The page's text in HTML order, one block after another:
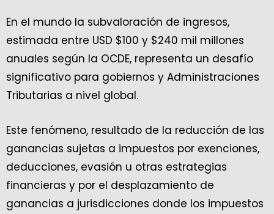
En el mundo la subvaloración de ingresos,
estimada entre USD $100 y $240 mil millones
anuales según la OCDE, representa un desafío
significativo para gobiernos y Administraciones
Tributarias a nivel global.
Este fenómeno, resultado de la reducción de las
ganancias sujetas a impuestos por exenciones,
deducciones, evasión u otras estrategias
financieras y por el desplazamiento de
ganancias a jurisdicciones donde los impuestos